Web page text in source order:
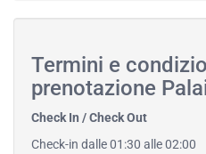
Termini e
prenotazione
Check In / Check Out
Check-in dalle 01:30 alle 02:00